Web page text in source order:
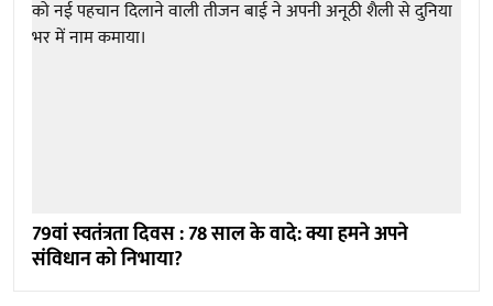
79वां स्वतंत्रता दिवस : 78 साल के वादे: क्या हमने अपने
संविधान को निभाया?